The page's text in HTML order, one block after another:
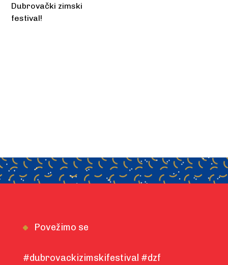
Dubrovački zimski
festival!
Povežimo se
#dubrovackizimskifestival #dzf